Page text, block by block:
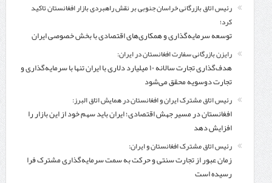
رئیس اتاق بازرگانی خراسان جنوبی بر نقش راهبردی بازار افغانستان تاکید
کرد؛
توسعه سرمایه‌گذاری و همکاری‌های اقتصادی با بخش خصوصی ایران
رایزن بازرگانی سفارت افغانستان در ایران:
هدف‌گذاری تجارت سالانه ۱۰ میلیارد دلاری با ایران تنها با سرمایه‌گذاری و
تجارت دوسویه محقق می‌شود
رئیس اتاق مشترک ایران و افغانستان در همایش اتاق البرز:
افغانستان در مسیر جهش اقتصادی؛ ایران باید سهم خود از این بازار را
افزایش دهد
رئیس اتاق مشترک افغانستان و ایران:
زمان عبور از تجارت سنتی و حرکت به سمت سرمایه‌گذاری مشترک فرا
رسیده است